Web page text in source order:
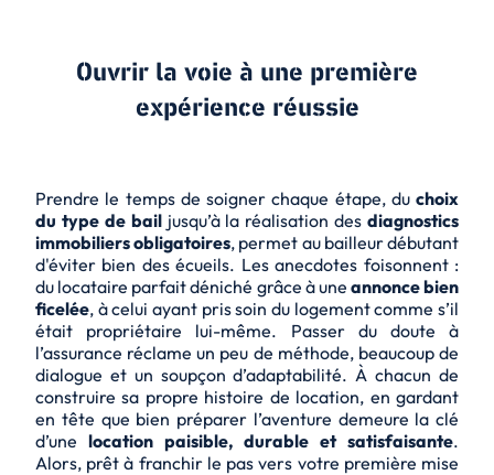
Ouvrir la voie à une première
expérience réussie
Prendre le temps de soigner chaque étape, du choix
du type de bailjusqu’à la réalisation des diagnostics
immobiliers obligatoires, permet au bailleur débutant
d'éviter bien des écueils. Les anecdotes foisonnent :
du locataire parfait déniché grâce à une annonce bien
ficelée, à celui ayant pris soin du logement comme s’il
était propriétaire lui-même. Passer du doute à
l’assurance réclame un peu de méthode, beaucoup de
dialogue et un soupçon d’adaptabilité. À chacun de
construire sa propre histoire de location, en gardant
en tête que bien préparer l’aventure demeure la clé
d’une location paisible, durable et satisfaisante.
Alors, prêt à franchir le pas vers votre première mise